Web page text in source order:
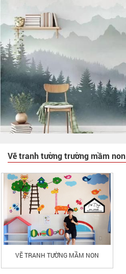
Vẽ tranh tường trường mầm non
VẼ TRANH TƯỜNG MẦM NON